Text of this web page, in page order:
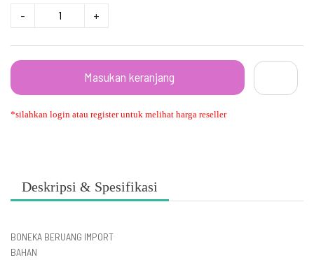
- +
Masukan keranjang
*silahkan login atau register untuk melihat harga reseller
Deskripsi & Spesifikasi
BONEKA BERUANG IMPORT
BAHAN